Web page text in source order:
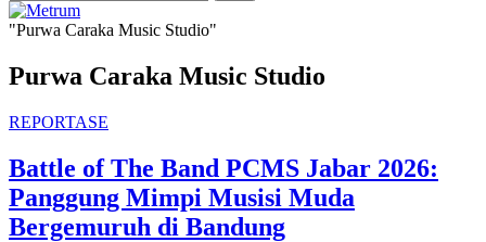
"Purwa Caraka Music Studio"
Purwa Caraka Music Studio
REPORTASE
Battle of The Band PCMS Jabar 2026:
Panggung Mimpi Musisi Muda
Bergemuruh di Bandung